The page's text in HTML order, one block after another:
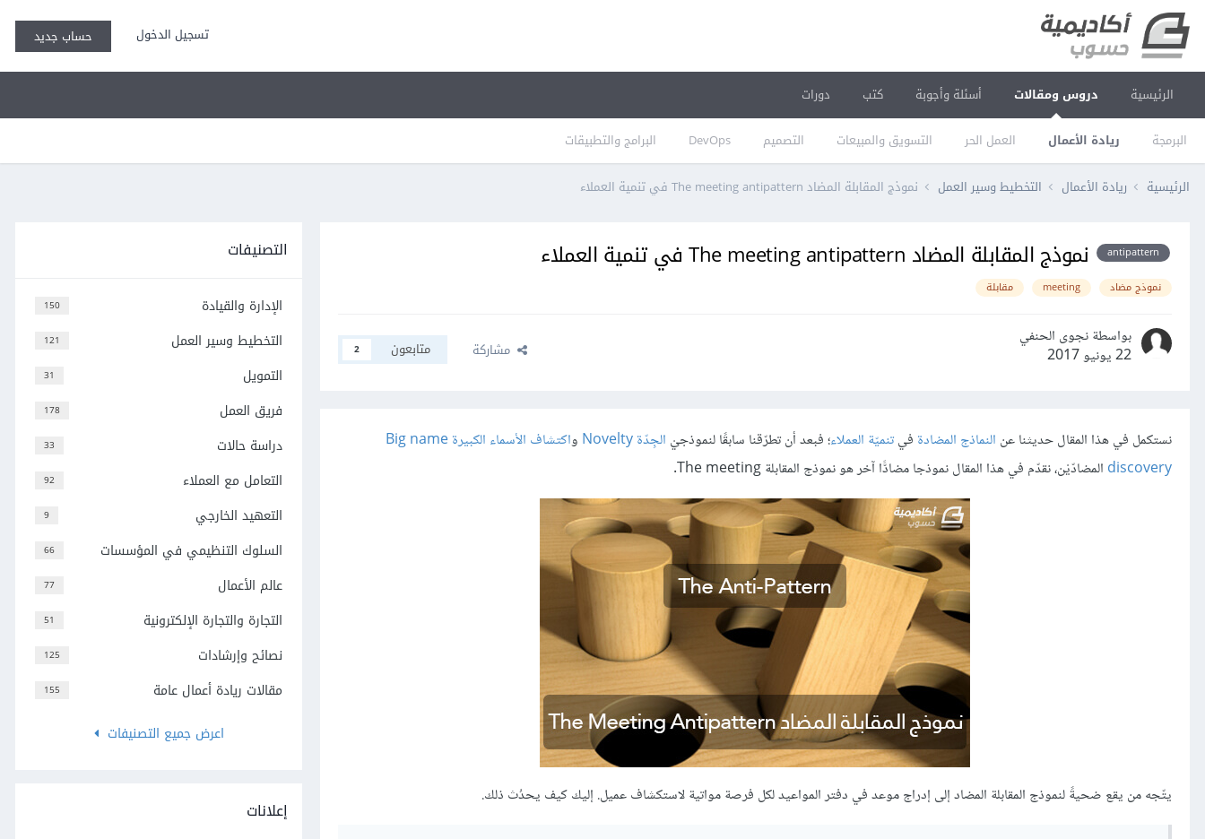
تسجيل الدخول حساب جديد
الرئيسية دروس ومقالات
البرمجة ريادة الأعمال العمل الحر التسويق والمبيعات التصميم DevOps البرامج والتطبيقات
أسئلة وأجوبة كتب دورات
الرئيسية ريادة الأعمال التخطيط وسير العمل نموذج المقابلة المضاد The meeting antipattern في تنمية العملاء
antipattern نموذج المقابلة المضاد The meeting antipattern في تنمية العملاء
نموذج مضاد meeting مقابلة
بواسطة نجوى الحنفي
22 يونيو 2017
مشاركة متابعون 2
نستكمل في هذا المقال حديثنا عن النماذج المضادة فيتنميّة العملاء؛ فبعد أن تطرّقنا سابقًا لنموذجيْ الجِدّة Novelty و
اكتشاف الأسماء الكبيرة Big name
discovery المضادّيْن، نقدّم في هذا المقال نموذجا مضادًّا آخر هو نموذج المقابلة The meeting.
يتّجه من يقع ضحيةً لنموذج المقابلة المضاد إلى إدراج موعد في دفتر المواعيد لكل فرصة مواتية لاستكشاف عميل. إليك كيف يحدُث ذلك.
التصنيفات
150 الإدارة والقيادة
121 التخطيط وسير العمل
31 التمويل
178 فريق العمل
33 دراسة حالات
92 التعامل مع العملاء
9 التعهيد الخارجي
66 السلوك التنظيمي في المؤسسات
77 عالم الأعمال
51 التجارة والتجارة الإلكترونية
125 نصائح وإرشادات
155
مقالات ريادة أعمال عامة
اعرض جميع التصنيفات
إعلانات